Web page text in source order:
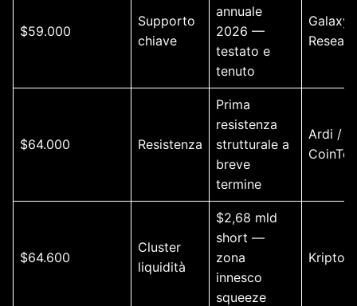
$59.000
Supporto
chiave
annuale
2026 —
testato e
tenuto
Galaxy
$64.000 Resistenza
Prima
resistenza
strutturale a
breve
termine
Ardi /
$64.600
Cluster
liquidità
$2,68 mld
short —
zona
innesco
squeeze
Kripto